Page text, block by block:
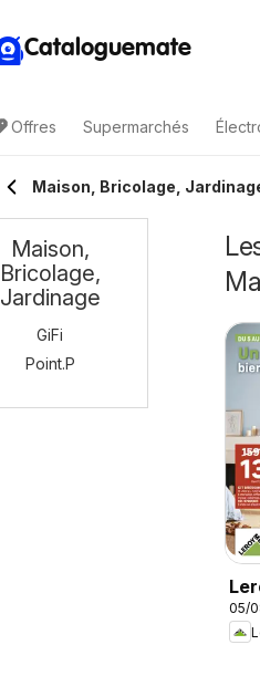
Cataloguemate
Offres Supermarchés
Maison, Bricolage,
05/
Maison,
Bricolage,
Jardinage
GiFi
Point.P